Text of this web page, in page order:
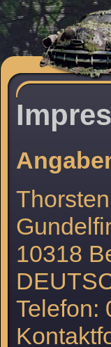
10318
Telefon: